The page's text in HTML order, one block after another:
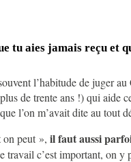
tu aies jamais reçu et
l’habitude de juger
de trente ans !) qui aide
l’on m’avait dite au
on peut », il faut aussi
travail c’est important, on y